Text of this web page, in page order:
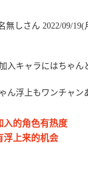
無しさん 2022/09/19(
入キャラにはちゃん
ん浮上もワンチャン
入的角色有热度
浮上来的机会